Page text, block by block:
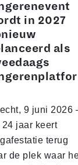
in 2027
als
9 juni 2026
24 jaar keert
terug
de plek waar